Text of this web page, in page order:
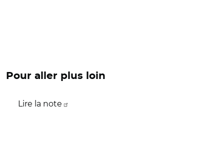
Pour aller plus loin
Lire la note